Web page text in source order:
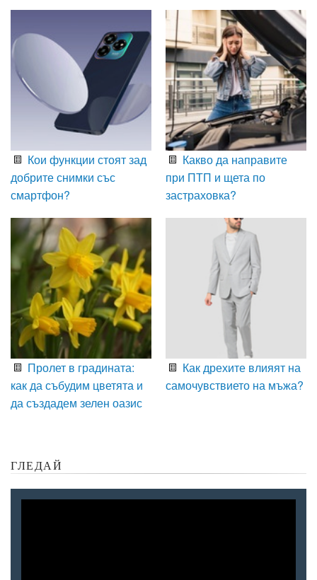
Кои функции стоят зад
добрите снимки със
смартфон?
Какво да направите
при ПТП и щета по
застраховка?
Пролет в градината:
как да събудим цветята и
да създадем зелен оазис
Как дрехите влияят на
самочувствието на мъжа?
ГЛЕДАЙ